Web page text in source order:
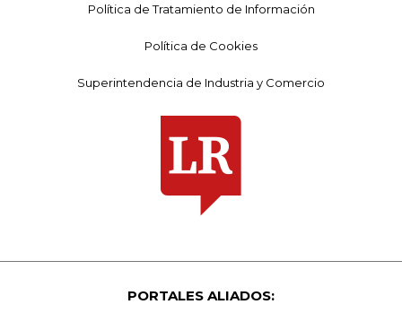
Política de Tratamiento de Información
Política de Cookies
Superintendencia de Industria y Comercio
PORTALES ALIADOS: